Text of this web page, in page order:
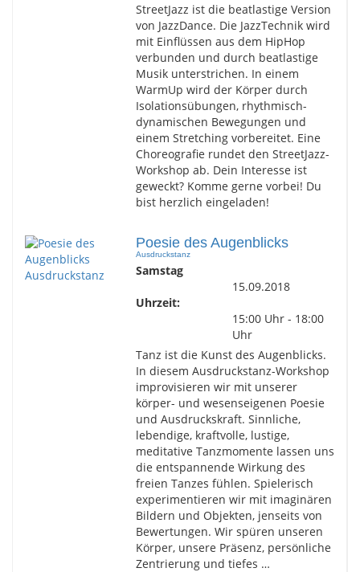
StreetJazz ist die beatlastige Version
von JazzDance. Die JazzTechnik wird
mit Einflüssen aus dem HipHop
verbunden und durch beatlastige
Musik unterstrichen. In einem
WarmUp wird der Körper durch
Isolationsübungen, rhythmisch-
dynamischen Bewegungen und
einem Stretching vorbereitet. Eine
Choreografie rundet den StreetJazz-
Workshop ab. Dein Interesse ist
geweckt? Komme gerne vorbei! Du
bist herzlich eingeladen!
Poesie des Augenblicks
Ausdruckstanz
Samstag
15.09.2018
Uhrzeit:
15:00 Uhr - 18:00
Uhr
Tanz ist die Kunst des Augenblicks.
In diesem Ausdruckstanz-Workshop
improvisieren wir mit unserer
körper- und wesenseigenen Poesie
und Ausdruckskraft. Sinnliche,
lebendige, kraftvolle, lustige,
meditative Tanzmomente lassen uns
die entspannende Wirkung des
freien Tanzes fühlen. Spielerisch
experimentieren wir mit imaginären
Bildern und Objekten, jenseits von
Bewertungen. Wir spüren unseren
Körper, unsere Präsenz, persönliche
Zentrierung und tiefes …